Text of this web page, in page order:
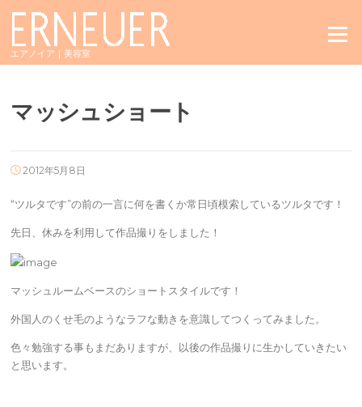
content
エアノイア｜美容室
Menu
マッシュショート
2012年5月8日
“ツルタです”の前の一言に何を書くか常日頃模索しているツルタです！
先日、休みを利用して作品撮りをしました！
マッシュルームベースのショートスタイルです！
外国人のくせ毛のようなラフな動きを意識してつくってみました。
色々勉強する事もまだありますが、以後の作品撮りに生かしていきたい
と思います。